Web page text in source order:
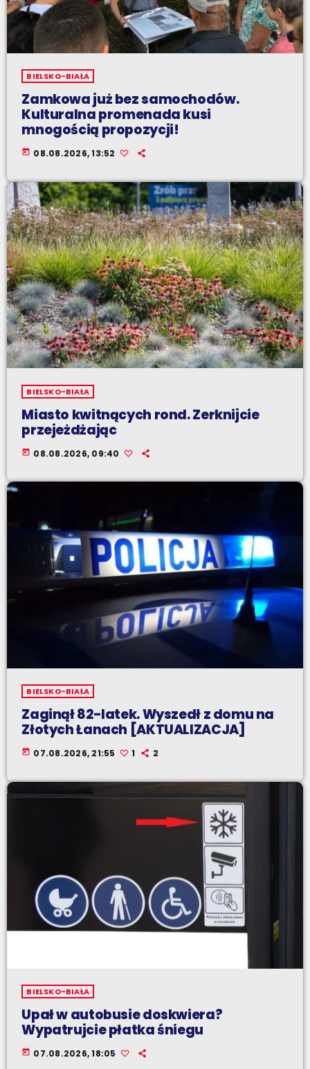
BIELSKO-BIAŁA
Zamkowa już bez samochodów.
Kulturalna promenada kusi
mnogością propozycji!
today 08.08.2026, 13:52
BIELSKO-BIAŁA
Miasto kwitnących rond. Zerknijcie
przejeżdżając
today 08.08.2026, 09:40
BIELSKO-BIAŁA
Zaginął 82-latek. Wyszedł z domu na
Złotych Łanach [AKTUALIZACJA]
today 07.08.2026, 21:55 1 2
BIELSKO-BIAŁA
Upał w autobusie doskwiera?
Wypatrujcie płatka śniegu
today 07.08.2026, 18:05